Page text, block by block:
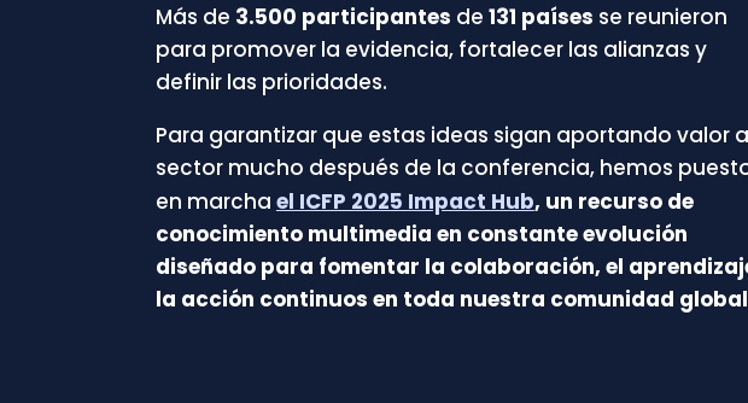
Más de 3.500 participantes de 131 países se reunieron
para promover la evidencia, fortalecer las alianzas y
definir las prioridades.
Para garantizar que estas ideas sigan aportando valor
sector mucho después de la conferencia, hemos
en marcha el ICFP 2025 Impact Hub, un recurso de
conocimiento multimedia en constante evolución
diseñado para fomentar la colaboración, el
la acción continuos en toda nuestra comunidad